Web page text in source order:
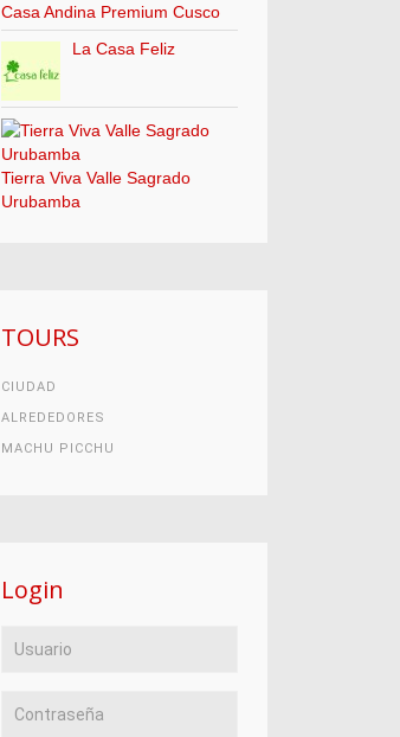
Casa Andina Premium Cusco
La Casa Feliz
Tierra Viva Valle Sagrado
Urubamba
TOURS
CIUDAD
ALREDEDORES
MACHU PICCHU
Login